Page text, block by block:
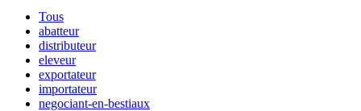
Tous
abatteur
distributeur
eleveur
exportateur
importateur
negociant-en-bestiaux